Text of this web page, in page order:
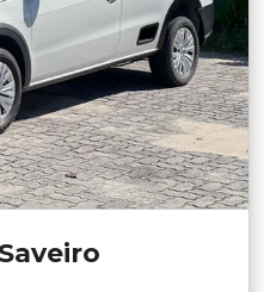
Saveiro